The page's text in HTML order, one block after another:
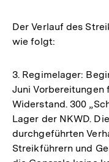
Der Verlauf des
wie folgt:
3. Regimelager:
Juni
Widerstand. 300
Lager der NKWD.
durchgeführten
Streikführern und